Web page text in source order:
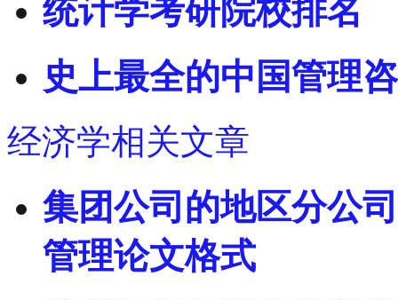
统计学考研院校排名
史上最全的中国管理
经济学相关文章
集团公司的地区分公
管理论文格式